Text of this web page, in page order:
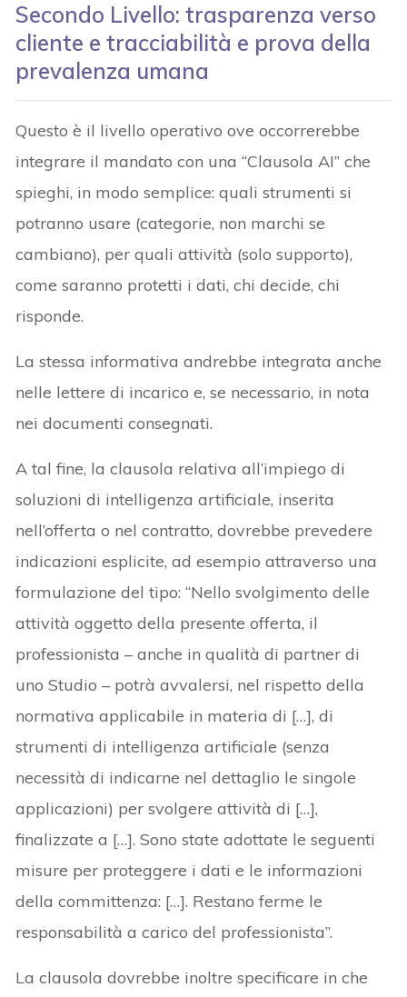
Secondo Livello: trasparenza verso
cliente e tracciabilità e prova della
prevalenza umana
Questo è il livello operativo ove occorrerebbe
integrare il mandato con una “Clausola AI” che
spieghi, in modo semplice: quali strumenti si
potranno usare (categorie, non marchi se
cambiano), per quali attività (solo supporto),
come saranno protetti i dati, chi decide, chi
risponde.
La stessa informativa andrebbe integrata anche
nelle lettere di incarico e, se necessario, in nota
nei documenti consegnati.
A tal fine, la clausola relativa all’impiego di
soluzioni di intelligenza artificiale, inserita
nell’offerta o nel contratto, dovrebbe prevedere
indicazioni esplicite, ad esempio attraverso una
formulazione del tipo: “Nello svolgimento delle
attività oggetto della presente offerta, il
professionista – anche in qualità di partner di
uno Studio – potrà avvalersi, nel rispetto della
normativa applicabile in materia di […], di
strumenti di intelligenza artificiale (senza
necessità di indicarne nel dettaglio le singole
applicazioni) per svolgere attività di […],
finalizzate a […]. Sono state adottate le seguenti
misure per proteggere i dati e le informazioni
della committenza: […]. Restano ferme le
responsabilità a carico del professionista”.
La clausola dovrebbe inoltre specificare in che